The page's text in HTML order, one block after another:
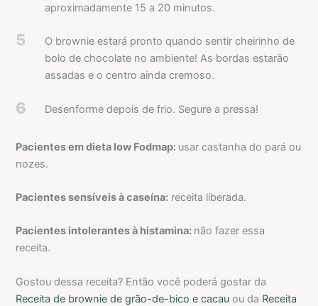
aproximadamente 15 a 20 minutos.
5
O brownie estará pronto quando sentir cheirinho de
bolo de chocolate no ambiente! As bordas estarão
assadas e o centro ainda cremoso.
6 Desenforme depois de frio. Segure a pressa!
Pacientes em dieta low Fodmap: usar castanha do pará ou
nozes.
Pacientes sensíveis à caseína: receita liberada.
Pacientes intolerantes à histamina: não fazer essa
receita.
Gostou dessa receita? Então você poderá gostar da
Receita de brownie de grão-de-bico e cacau ou da Receita